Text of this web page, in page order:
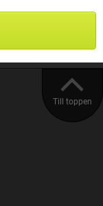
Till toppen